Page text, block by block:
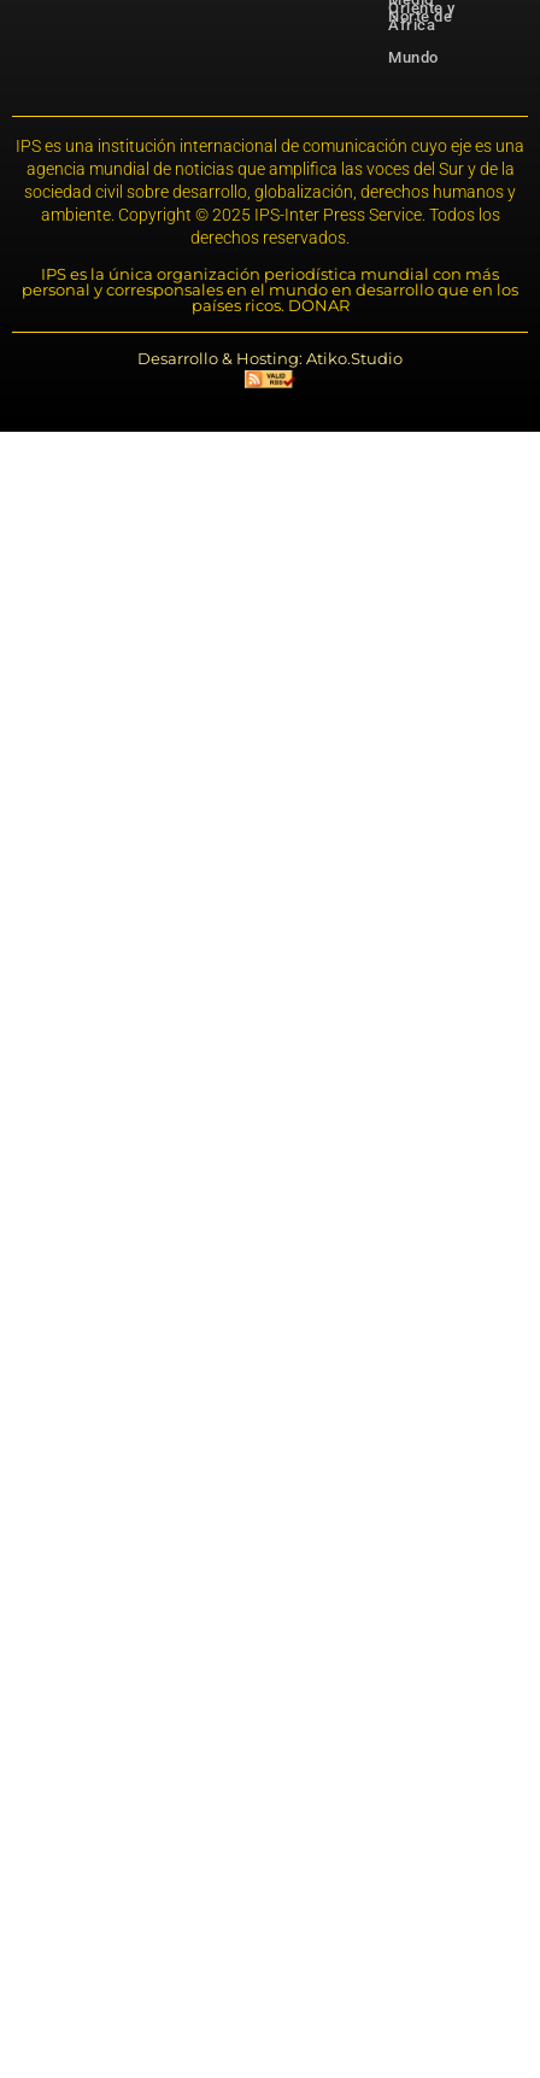
Oriente y
Norte de
África
Mundo
IPS es una institución internacional de comunicación cuyo eje es una
agencia mundial de noticias que amplifica las voces del Sur y de la
sociedad civil sobre desarrollo, globalización, derechos humanos y
ambiente. Copyright © 2025 IPS-Inter Press Service. Todos los
derechos reservados.
IPS es la única organización periodística mundial con más
personal y corresponsales en el mundo en desarrollo que en los
países ricos. DONAR
Desarrollo & Hosting: Atiko.Studio